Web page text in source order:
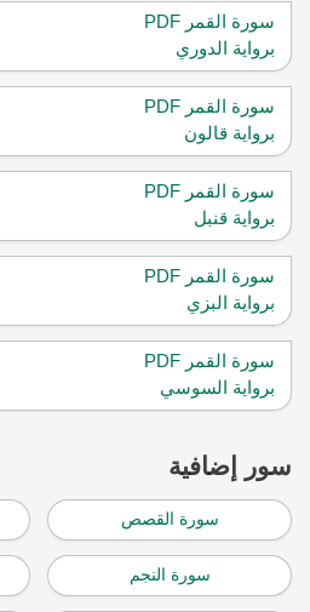
سورة القمر PDF
برواية الدوري
سورة القمر PDF
برواية قالون
سورة القمر PDF
برواية قنبل
سورة القمر PDF
برواية البزي
سورة القمر PDF
برواية السوسي
سور إضافية
سورة القصص
سورة النجم